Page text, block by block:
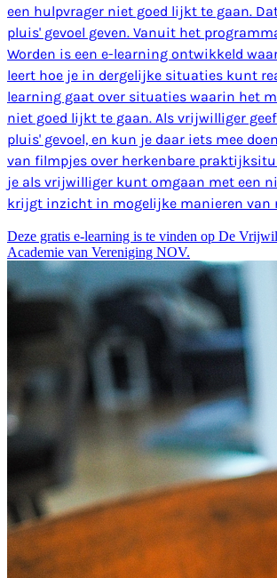
een hulpvrager niet goed lijkt te gaan.
pluis' gevoel geven. Vanuit het
Worden is een e-learning ontwikkeld
leert hoe je in dergelijke situaties kunt
learning gaat over situaties waarin het
niet goed lijkt te gaan. Als vrijwilliger
pluis' gevoel, en kun je daar iets mee
van filmpjes over herkenbare
je als vrijwilliger kunt omgaan met een
krijgt inzicht in mogelijke manieren van
Deze gratis e-learning is te vinden op De
Academie van Vereniging NOV.